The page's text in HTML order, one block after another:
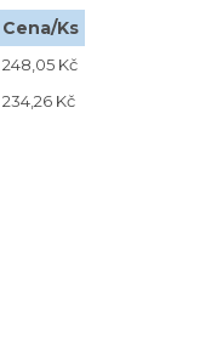
Cena/Ks
248,05 Kč
234,26 Kč